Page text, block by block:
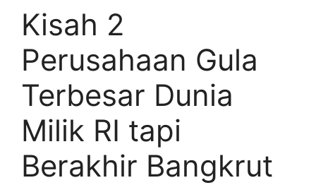
Kisah 2
Perusahaan Gula
Terbesar Dunia
Milik RI tapi
Berakhir Bangkrut